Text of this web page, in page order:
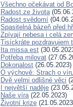
Všechno očekávat od
Radost ze života
Radost svědomí
Spasitelná bázeň před
Zpívají nebesa i celá
Tisíckráte pozdravujem
Ita missa est
Potřeba milovat
Dokonalost (26.05.2023)
O výchově: Strach o
Dvě velmi odlišné věci
I největší naděje
Naše víra(22.05.2023)
Životní krize